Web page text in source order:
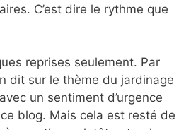
C’est dire le rythme que
reprises seulement. Par
dit sur le thème du jardinage
un sentiment d’urgence
blog. Mais cela est resté de